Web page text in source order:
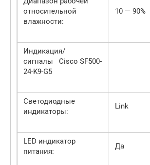
относительной
влажности:
10 — 90%
Индикация/
сигналы Cisco SF500-
24-K9-G5
Светодиодные
индикаторы:
Link
LED индикатор
питания:
Да